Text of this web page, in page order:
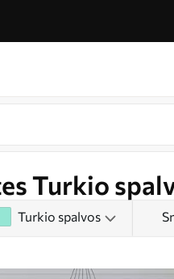
Turkio
Turkio spalvos